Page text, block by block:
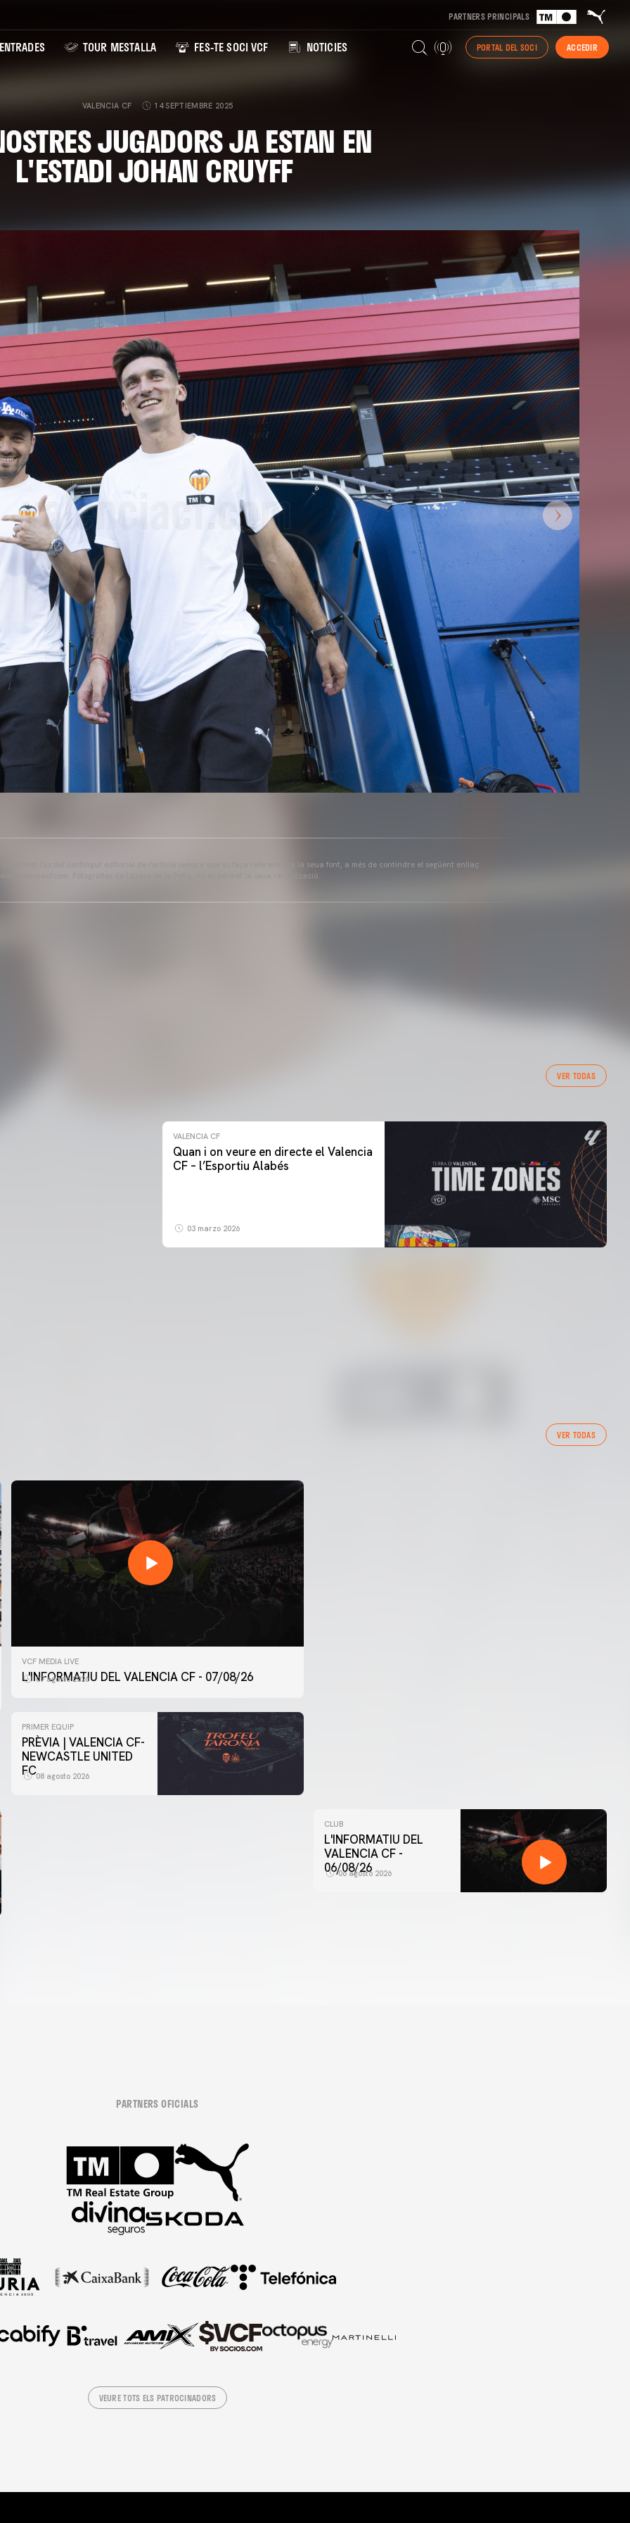
PARTNERS PRINCIPALS
ENTRADES TOUR MESTALLA FES-TE SOCI VCF NOTICIES PORTAL DEL SOCI ACCEDIR
VALENCIA CF 14 SEPTIEMBRE 2025
JUGADORS JA ESTAN EN
L'ESTADI JOHAN CRUYFF
Es permet l'ús del contingut editorial de l'article sempre que es faça referència a la seua font, a més de contindre el següent enllaç:
www.valenciacf.com. Fotografies de Lázaro de la Peña, no es permet la seua reutilització.
VER TODAS
VALENCIA CF
Quan i on veure en directe el Valencia
CF – l’Esportiu Alabés
03 marzo 2026
VER TODAS
VCF MEDIA LIVE
L'INFORMATIU DEL VALENCIA CF - 07/08/26
07 agosto 2026
ENTRENAMENT DEL VALENCIA CF 7/8/2026
PRIMER EQUIP
PRÈVIA | VALENCIA CF-
NEWCASTLE UNITED
FC08 agosto 2026
CLUB
L'INFORMATIU DEL
VALENCIA CF -
06/08/26
06 agosto 2026
PARTNERS OFICIALS
VEURE TOTS ELS PATROCINADORS